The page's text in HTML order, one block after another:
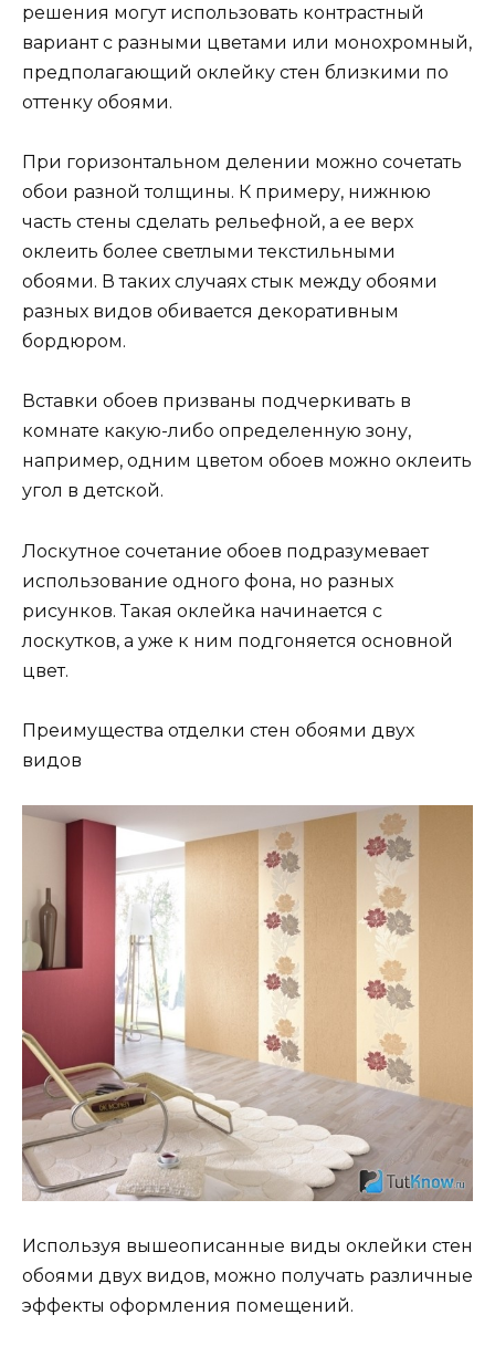
решения могут использовать контрастный
вариант с разными цветами или монохромный,
предполагающий оклейку стен близкими по
оттенку обоями.
При горизонтальном делении можно сочетать
обои разной толщины. К примеру, нижнюю
часть стены сделать рельефной, а ее верх
оклеить более светлыми текстильными
обоями. В таких случаях стык между обоями
разных видов обивается декоративным
бордюром.
Вставки обоев призваны подчеркивать в
комнате какую-либо определенную зону,
например, одним цветом обоев можно оклеить
угол в детской.
Лоскутное сочетание обоев подразумевает
использование одного фона, но разных
рисунков. Такая оклейка начинается с
лоскутков, а уже к ним подгоняется основной
цвет.
Преимущества отделки стен обоями двух
видов
Используя вышеописанные виды оклейки стен
обоями двух видов, можно получать различные
эффекты оформления помещений.